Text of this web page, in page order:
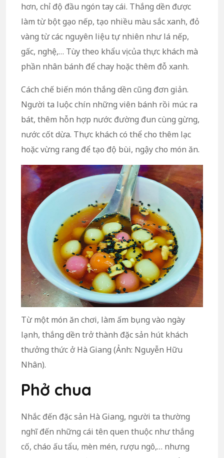
hơn, chỉ độ đầu ngón tay cái. Thắng dền được
làm từ bột gạo nếp, tạo nhiều màu sắc xanh, đỏ
vàng từ các nguyên liệu tự nhiên như lá nếp,
gấc, nghệ,… Tùy theo khẩu vị của thực khách mà
phần nhân bánh để chay hoặc thêm đỗ xanh.
Cách chế biến món thắng dền cũng đơn giản.
Người ta luộc chín những viên bánh rồi múc ra
bát, thêm hỗn hợp nước đường đun cùng gừng,
nước cốt dừa. Thực khách có thể cho thêm lạc
hoặc vừng rang để tạo độ bùi, ngậy cho món ăn.
Từ một món ăn chơi, làm ấm bụng vào ngày
lạnh, thắng dền trở thành đặc sản hút khách
thưởng thức ở Hà Giang (Ảnh: Nguyễn Hữu
Nhân).
Phở chua
Nhắc đến đặc sản Hà Giang, người ta thường
nghĩ đến những cái tên quen thuộc như thắng
cố, cháo ấu tẩu, mèn mén, rượu ngô,… nhưng